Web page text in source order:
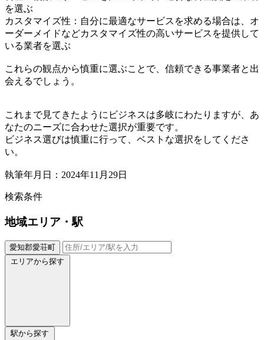
を選ぶ
カスタマイズ性：自分に最適なサービスを求める場合は、オ
ーダーメイドなどカスタマイズ性の高いサービスを提供して
いる業者を選ぶ
これらの観点から慎重に選ぶことで、信頼できる事業者と出
会えるでしょう。
これまで見てきたようにビジネスは多岐にわたりますが、あ
なたのニーズに合わせた選択が重要です。
ビジネス選びは慎重に行って、ベストな選択をしてくださ
い。
執筆年月日：2024年11月29日
検索条件
地域エリア・駅
愛知郡愛荘町
エリアから探す
駅から探す